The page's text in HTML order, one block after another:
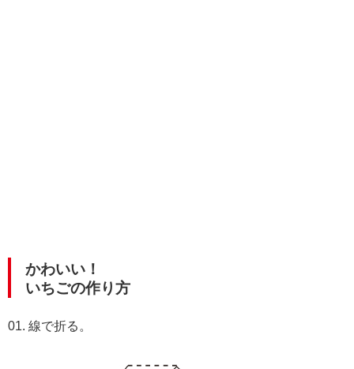
かわいい！
いちごの作り方
01. 線で折る。